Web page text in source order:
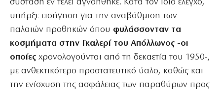
σύσταση εν τέλει αγνοήθηκε. Κατά τον ίδιο έλεγχο,
υπήρξε εισήγηση για την αναβάθμιση των
παλαιών προθηκών όπου φυλάσσονταν τα
κοσμήματα στην Γκαλερί του Απόλλωνος -οι
οποίες χρονολογούνται από τη δεκαετία του 1950-,
με ανθεκτικότερο προστατευτικό ύαλο, καθώς και
την ενίσχυση της ασφάλειας των παραθύρων προς